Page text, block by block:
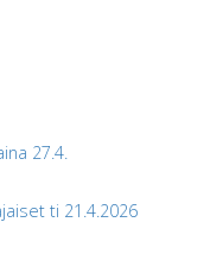
27.4.
ti 21.4.2026